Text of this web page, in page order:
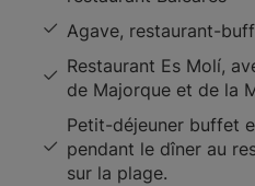
Agave, restaurant-
Restaurant Es Molí,
de Majorque et de la
Petit-déjeuner buffet
pendant le dîner au
sur la plage.